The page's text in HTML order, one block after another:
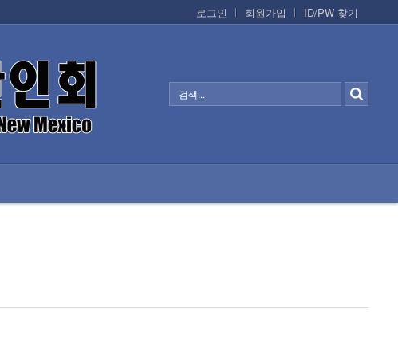
로그인
회원가입 ID/PW 찾기